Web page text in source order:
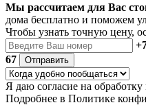
Мы рассчитаем для Вас
дома бесплатно и поможем
Чтобы узнать точную цену,
67
Отправить
Я даю согласие на
Подробнее в Политике